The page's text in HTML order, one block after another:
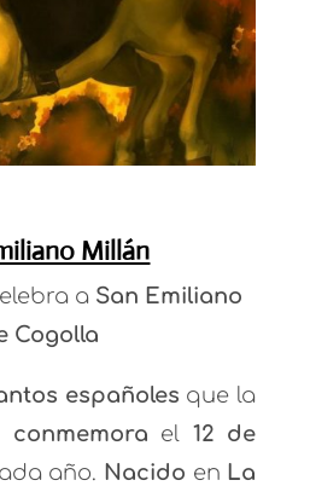
Millán
aSan Emiliano
Cogolla
españoles que la
conmemora el
12 de
año. Nacido en La